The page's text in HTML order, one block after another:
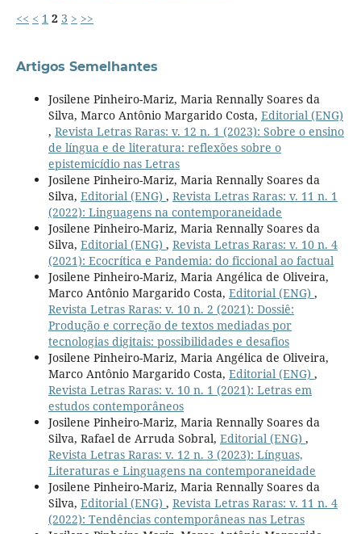
<< < 1 2 3 > >>
Artigos Semelhantes
Josilene Pinheiro-Mariz, Maria Rennally Soares da
Silva, Marco Antônio Margarido Costa, Editorial (ENG)
, Revista Letras Raras: v. 12 n. 1 (2023): Sobre o ensino
de língua e de literatura: reflexões sobre o
epistemicídio nas Letras
Josilene Pinheiro-Mariz, Maria Rennally Soares da
Silva, Editorial (ENG) , Revista Letras Raras: v. 11 n. 1
(2022): Linguagens na contemporaneidade
Josilene Pinheiro-Mariz, Maria Rennally Soares da
Silva, Editorial (ENG) , Revista Letras Raras: v. 10 n. 4
(2021): Ecocrítica e Pandemia: do ficcional ao factual
Josilene Pinheiro-Mariz, Maria Angélica de Oliveira,
Marco Antônio Margarido Costa, Editorial (ENG) ,
Revista Letras Raras: v. 10 n. 2 (2021): Dossiê:
Produção e correção de textos mediadas por
tecnologias digitais: possibilidades e desafios
Josilene Pinheiro-Mariz, Maria Angélica de Oliveira,
Marco Antônio Margarido Costa, Editorial (ENG) ,
Revista Letras Raras: v. 10 n. 1 (2021): Letras em
estudos contemporâneos
Josilene Pinheiro-Mariz, Maria Rennally Soares da
Silva, Rafael de Arruda Sobral, Editorial (ENG) ,
Revista Letras Raras: v. 12 n. 3 (2023): Línguas,
Literaturas e Linguagens na contemporaneidade
Josilene Pinheiro-Mariz, Maria Rennally Soares da
Silva, Editorial (ENG) , Revista Letras Raras: v. 11 n. 4
(2022): Tendências contemporâneas nas Letras